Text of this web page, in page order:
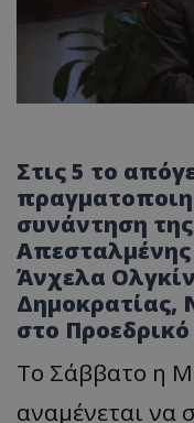
Στις 5 το
συνάντηση
Άνχελα
Δημοκρατίας,
στο
Το Σάββατο η
αναμένεται να